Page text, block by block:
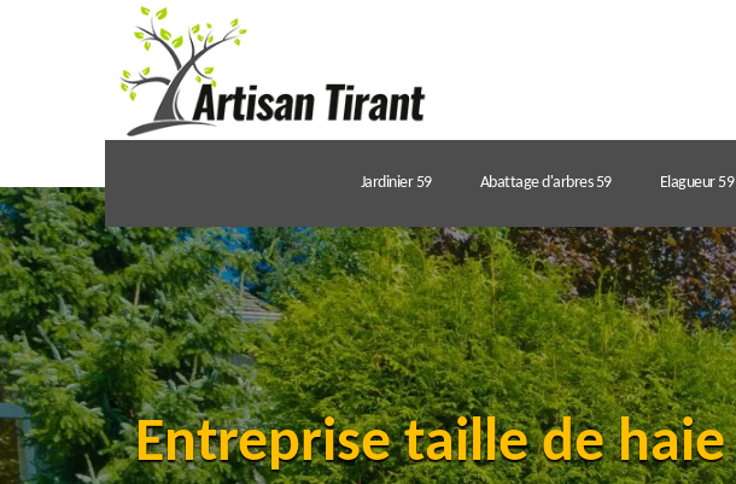
Jardinier 59 Abattage d'arbres 59 Elagueur 59
Entreprise taille de haie